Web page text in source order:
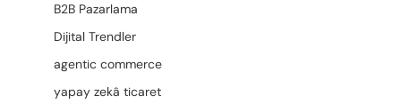
B2B Pazarlama
Dijital Trendler
agentic commerce
yapay zekâ ticaret